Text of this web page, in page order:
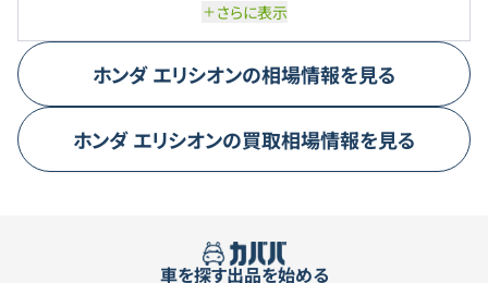
な走行を実現します。特に、静粛性が高く、長時間のドライブでも
で、家族での移動にも最適です。
さらに表示
ホンダ エリシオンの相場情報を見る
ホンダ エリシオンの買取相場情報を見る
車を探す出品を始める